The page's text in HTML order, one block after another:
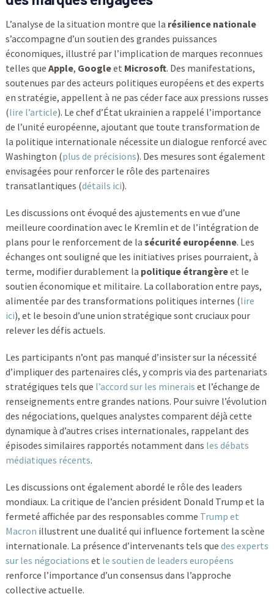
L’analyse de la situation montre que la résilience nationale
s’accompagne d’un soutien des grandes puissances
économiques, illustré par l’implication de marques reconnues
telles que Apple, Googleet Microsoft. Des manifestations,
soutenues par des acteurs politiques européens et des experts
en stratégie, appellent à ne pas céder face aux pressions russes
(lire l’article). Le chef d’État ukrainien a rappelé l’importance
de l’unité européenne, ajoutant que toute transformation de
la politique internationale nécessite un dialogue renforcé avec
Washington (plus de précisions). Des mesures sont également
envisagées pour renforcer le rôle des partenaires
transatlantiques (détails ici).
Les discussions ont évoqué des ajustements en vue d’une
meilleure coordination avec le Kremlin et de l’intégration de
plans pour le renforcement de la sécurité européenne. Les
échanges ont souligné que les initiatives prises pourraient, à
terme, modifier durablement la politique étrangèreet le
soutien économique et militaire. La collaboration entre pays,
alimentée par des transformations politiques internes (lire
ici), et le besoin d’une union stratégique sont cruciaux pour
relever les défis actuels.
Les participants n’ont pas manqué d’insister sur la nécessité
d’impliquer des partenaires clés, y compris via des partenariats
stratégiques tels que l’accord sur les minerais et l’échange de
renseignements entre grandes nations. Pour suivre l’évolution
des négociations, quelques analystes comparent déjà cette
dynamique à d’autres crises internationales, rappelant des
épisodes similaires rapportés notamment dans les débats
médiatiques récents.
Les discussions ont également abordé le rôle des leaders
mondiaux. La critique de l’ancien président Donald Trump et la
fermeté affichée par des responsables comme Trump et
Macron illustrent une dualité qui influence fortement la scène
internationale. La présence d’intervenants tels que des experts
sur les négociations et le soutien de leaders européens
renforce l’importance d’un consensus dans l’approche
collective actuelle.